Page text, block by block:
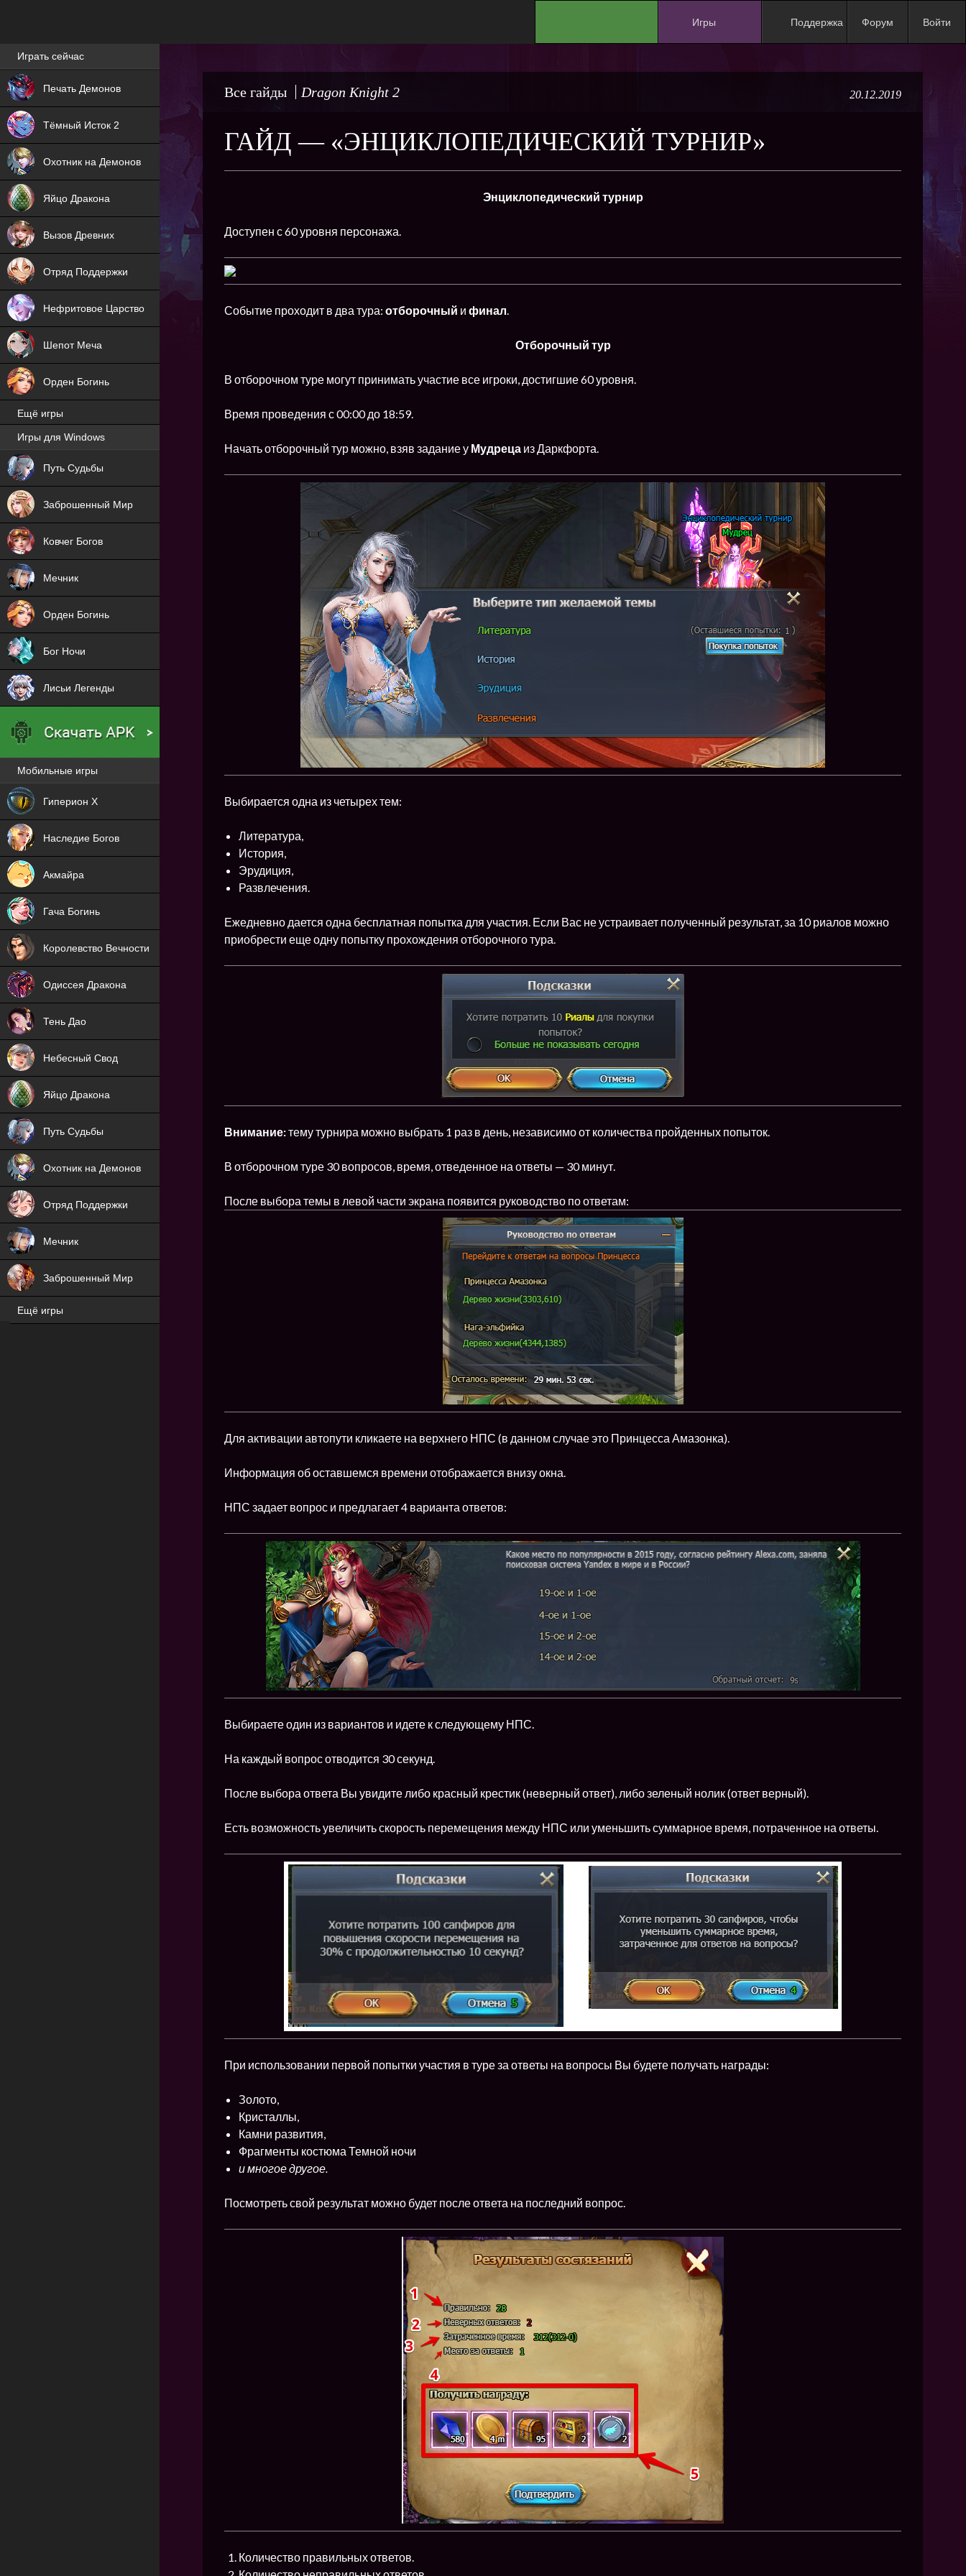
Игры
HIT
Поддержка Форум Войти
Все гайды Dragon Knight 2 20.12.2019
ГАЙД — «ЭНЦИКЛОПЕДИЧЕСКИЙ ТУРНИР»
Энциклопедический турнир
Доступен с 60 уровня персонажа.
Событие проходит в два тура: отборочный и финал.
Отборочный тур
В отборочном туре могут принимать участие все игроки, достигшие 60 уровня.
Время проведения с 00:00 до 18:59.
Начать отборочный тур можно, взяв задание у Мудреца из Даркфорта.
Выбирается одна из четырех тем:
Литература,
История,
Эрудиция,
Развлечения.
Ежедневно дается одна бесплатная попытка для участия. Если Вас не устраивает полученный результат, за 10 риалов можно
приобрести еще одну попытку прохождения отборочного тура.
Внимание:тему турнира можно выбрать 1 раз в день, независимо от количества пройденных попыток.
В отборочном туре 30 вопросов, время, отведенное на ответы — 30 минут.
После выбора темы в левой части экрана появится руководство по ответам:
Для активации автопути кликаете на верхнего НПС (в данном случае это Принцесса Амазонка).
Информация об оставшемся времени отображается внизу окна.
НПС задает вопрос и предлагает 4 варианта ответов:
Выбираете один из вариантов и идете к следующему НПС.
На каждый вопрос отводится 30 секунд.
После выбора ответа Вы увидите либо красный крестик (неверный ответ), либо зеленый нолик (ответ верный).
Есть возможность увеличить скорость перемещения между НПС или уменьшить суммарное время, потраченное на ответы.
При использовании первой попытки участия в туре за ответы на вопросы Вы будете получать награды:
Золото,
Кристаллы,
Камни развития,
Фрагменты костюма Темной ночи
и многое другое.
Посмотреть свой результат можно будет после ответа на последний вопрос.
Количество правильных ответов.
Лучшие игры онлайн
Играть сейчас
Печать Демонов
NEW
Тёмный Исток 2
NEW
Охотник на Демонов
ХИТ
Яйцо Дракона
NEW
Вызов Древних
ХИТ
Отряд Поддержки
ХИТ
Нефритовое Царство
Шепот Меча
Орден Богинь
Ещё игры
Игры для Windows
Путь Судьбы
Заброшенный Мир
NEW
Ковчег Богов
Мечник
Орден Богинь
Бог Ночи
Лисьи Легенды
Мобильные игры
Гиперион Х
Наследие Богов
NEW
Акмайра
NEW
Гача Богинь
NEW
Королевство Вечности
NEW
Одиссея Дракона
NEW
Тень Дао
NEW
Небесный Свод
NEW
Яйцо Дракона
NEW
Путь Судьбы
NEW
Охотник на Демонов
ХИТ
Отряд Поддержки
ХИТ
Мечник
Заброшенный Мир
NEW
Ещё игры